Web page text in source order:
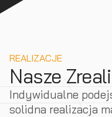
REALIZACJE
Nasze
Indywidualne
solidna realizacja